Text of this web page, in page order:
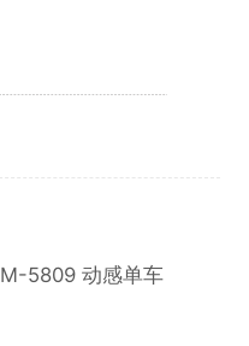
M-5809 动感单车